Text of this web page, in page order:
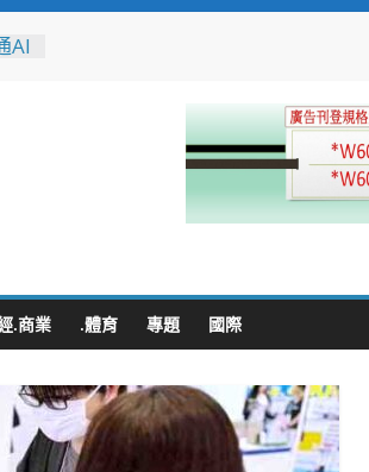
AI
德
.商業 .體育 專題 國際